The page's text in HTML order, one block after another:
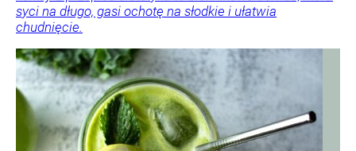
syci na długo, gasi ochotę na słodkie i ułatwia
chudnięcie.